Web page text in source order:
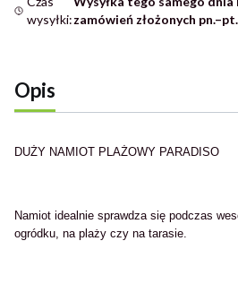
wysyłki:zamówień złożonych
Opis
DUŻY NAMIOT PLAŻOWY PARADISO
Namiot idealnie sprawdza się podczas
ogródku, na plaży czy na tarasie.